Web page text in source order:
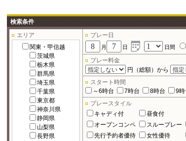
検索条件
エリア
関東・甲信越
茨城県
栃木県
群馬県
埼玉県
千葉県
東京都
神奈川県
静岡県
山梨県
長野県
プレー日
月 日 日間
プレー料金
円（総額）から
スタート時間
～6時台
7時台 8時台 9時
プレースタイル
キャディ付
昼食付
オープンコンペ
スループレー
先行予約者優待
女性優待